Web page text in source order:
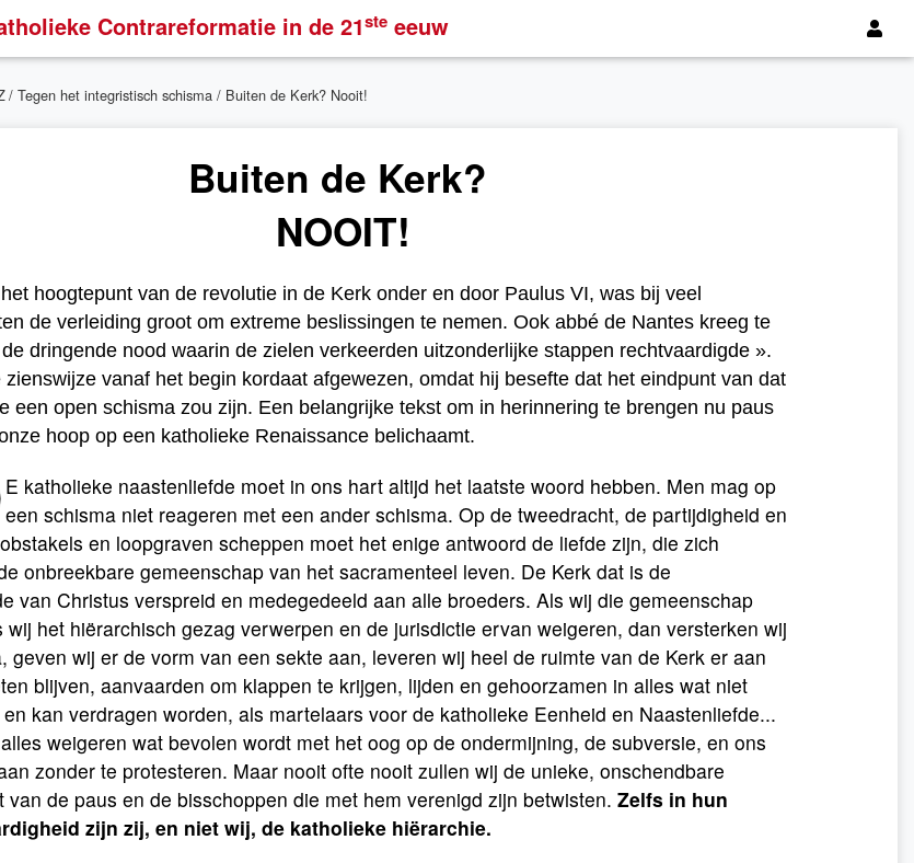
Contrareformatie in de 21ste eeuw
/ Tegen het integristisch schisma / Buiten de Kerk? Nooit!
Buiten de Kerk?
NOOIT!
hoogtepunt van de revolutie in de Kerk onder en door Paulus VI, was bij veel
de verleiding groot om extreme beslissingen te nemen. Ook abbé de Nantes kreeg te
dringende nood waarin de zielen verkeerden uitzonderlijke stappen rechtvaardigde ».
zienswijze vanaf het begin kordaat afgewezen, omdat hij besefte dat het eindpunt van dat
een open schisma zou zijn. Een belangrijke tekst om in herinnering te brengen nu paus
hoop op een katholieke Renaissance belichaamt.
E katholieke naastenliefde moet in ons hart altijd het laatste woord hebben. Men mag op
een schisma niet reageren met een ander schisma. Op de tweedracht, de partijdigheid en
en loopgraven scheppen moet het enige antwoord de liefde zijn, die zich
onbreekbare gemeenschap van het sacramenteel leven. De Kerk dat is de
van Christus verspreid en medegedeeld aan alle broeders. Als wij die gemeenschap
wij het hiërarchisch gezag verwerpen en de jurisdictie ervan weigeren, dan versterken wij
geven wij er de vorm van een sekte aan, leveren wij heel de ruimte van de Kerk er aan
blijven, aanvaarden om klappen te krijgen, lijden en gehoorzamen in alles wat niet
kan verdragen worden, als martelaars voor de katholieke Eenheid en Naastenliefde...
weigeren wat bevolen wordt met het oog op de ondermijning, de subversie, en ons
zonder te protesteren. Maar nooit ofte nooit zullen wij de unieke, onschendbare
van de paus en de bisschoppen die met hem verenigd zijn betwisten. Zelfs in hun
zijn zij, en niet wij, de katholieke hiërarchie.